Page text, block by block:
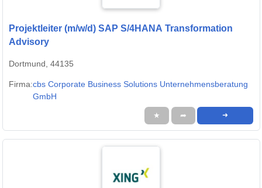
Projektleiter (m/w/d) SAP S/4HANA Transformation
Advisory
Dortmund, 44135
Firma:cbs Corporate Business Solutions Unternehmensberatung
GmbH
★ ➦ ➜